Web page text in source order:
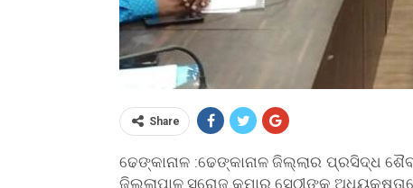
Share
ଢେଙ୍କାନାଳ :ଢେଙ୍କାନାଳ ଜିଲ୍ଲାର ପ୍ରସିଦ୍ଧ
ଜିଲ୍ଲାପାଳ ସରୋଜ କୁମାର ସେଠୀଙ୍କ